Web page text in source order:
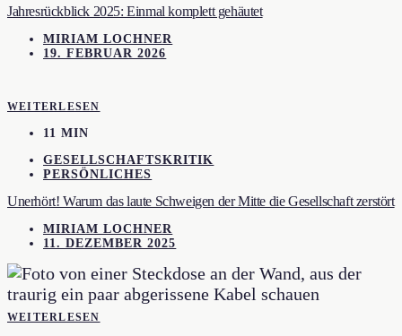
Jahresrückblick 2025: Einmal komplett gehäutet
MIRIAM LOCHNER
19. FEBRUAR 2026
WEITERLESEN
11 MIN
GESELLSCHAFTSKRITIK
PERSÖNLICHES
Unerhört! Warum das laute Schweigen der Mitte die Gesellschaft zerstört
MIRIAM LOCHNER
11. DEZEMBER 2025
WEITERLESEN